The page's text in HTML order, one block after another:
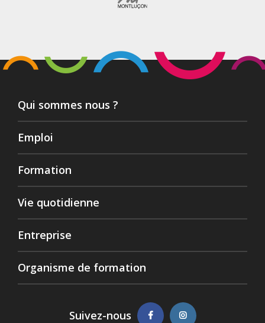
Qui sommes nous ?
Emploi
Formation
Vie quotidienne
Entreprise
Organisme de formation
Suivez-nous